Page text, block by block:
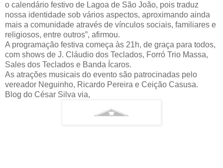
o calendário festivo de Lagoa de São João, pois traduz
nossa identidade sob vários aspectos, aproximando ainda
mais a comunidade através de vínculos sociais, familiares e
religiosos, entre outros”, afirmou.
A programação festiva começa às 21h, de graça para todos,
com shows de J. Cláudio dos Teclados, Forró Trio Massa,
Sales dos Teclados e Banda Ícaros.
As atrações musicais do evento são patrocinadas pelo
vereador Neguinho, Ricardo Pereira e Ceição Casusa.
Blog do César Silva via,